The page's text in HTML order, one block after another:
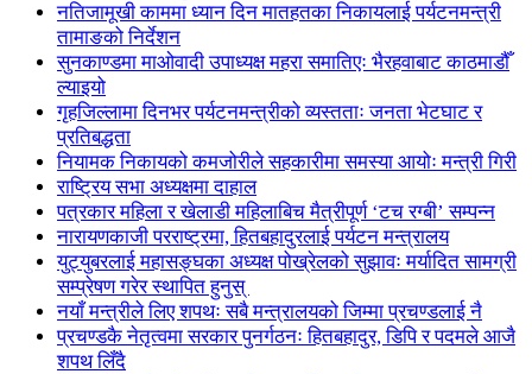
नतिजामूखी काममा ध्यान दिन मातहतका निकायलाई पर्यटनमन्त्री
तामाङको निर्देशन
सुनकाण्डमा मा‌ओवादी उपाध्यक्ष महरा समातिएः भैरहवाबाट काठमाडौँ
ल्याइयो
गृहजिल्लामा दिनभर पर्यटनमन्त्रीको व्यस्तताः जनता भेटघाट र
प्रतिबद्धता
नियामक निकायको कमजोरीले सहकारीमा समस्या आयोः मन्त्री गिरी
राष्ट्रिय सभा अध्यक्षमा दाहाल
पत्रकार महिला र खेलाडी महिलाबिच मैत्रीपूर्ण ‘टच रग्बी’ सम्पन्न
नारायणकाजी परराष्ट्रमा, हितबहादुरलाई पर्यटन मन्त्रालय
युट्युबरलाई महासङ्घका अध्यक्ष पोख्रेलको सुझावः मर्यादित सामग्री
सम्प्रेषण गरेर स्थापित हुनुस्
नयाँ मन्त्रीले लिए शपथः सबै मन्त्रालयको जिम्मा प्रचण्डलाई नै
प्रचण्डकै नेतृत्वमा सरकार पुनर्गठनः हितबहादुर, डिपि र पदमले आजै
शपथ लिँदै